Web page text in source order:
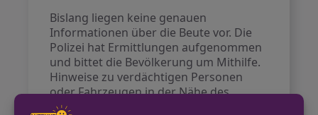
Bislang liegen keine genauen
Informationen über die Beute vor. Die
Polizei hat Ermittlungen aufgenommen
und bittet die Bevölkerung um Mithilfe.
Hinweise zu verdächtigen Personen
oder Fahrzeugen in der Nähe des
Tatorts werden erbeten.